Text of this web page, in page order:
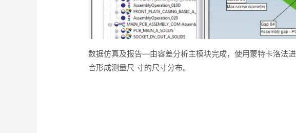
数据仿真及报告—由容差分析主模块完成，使用蒙特卡洛法
合形成测量尺 寸的尺寸分布。